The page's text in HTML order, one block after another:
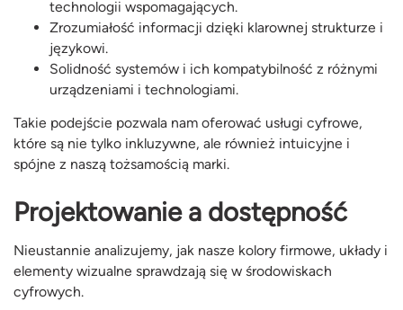
technologii wspomagających.
Zrozumiałość informacji dzięki klarownej strukturze i
językowi.
Solidność systemów i ich kompatybilność z różnymi
urządzeniami i technologiami.
Takie podejście pozwala nam oferować usługi cyfrowe,
które są nie tylko inkluzywne, ale również intuicyjne i
spójne z naszą tożsamością marki.
Projektowanie a dostępność
Nieustannie analizujemy, jak nasze kolory firmowe, układy i
elementy wizualne sprawdzają się w środowiskach
cyfrowych.